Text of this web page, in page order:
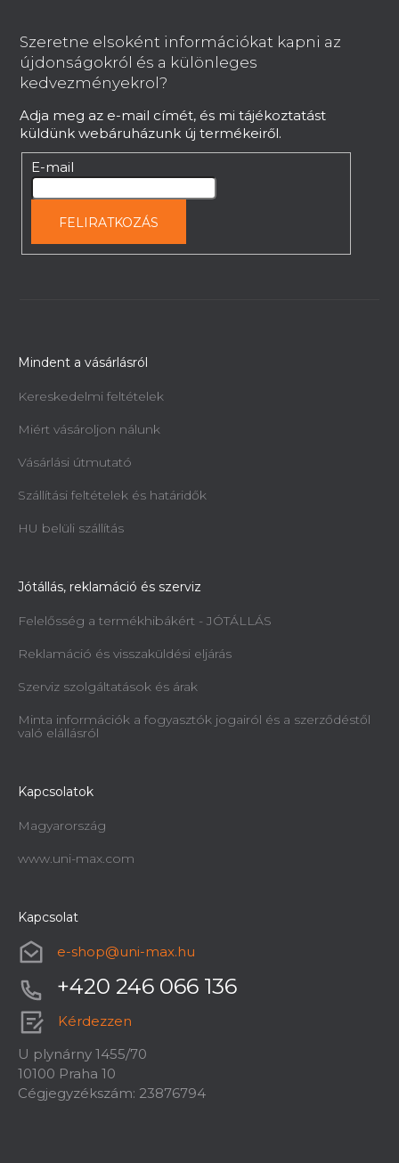
Szeretne elsoként információkat kapni az
újdonságokról és a különleges
kedvezményekrol?
Adja meg az e-mail címét, és mi tájékoztatást
küldünk webáruházunk új termékeiről.
E-mail
FELIRATKOZÁS
Mindent a vásárlásról
Kereskedelmi feltételek
Miért vásároljon nálunk
Vásárlási útmutató
Szállítási feltételek és határidők
HU belüli szállítás
Jótállás, reklamáció és szerviz
Felelősség a termékhibákért - JÓTÁLLÁS
Reklamáció és visszaküldési eljárás
Szerviz szolgáltatások és árak
Minta információk a fogyasztók jogairól és a szerződéstől
való elállásról
Kapcsolatok
Magyarország
www.uni-max.com
Kapcsolat
e-shop@uni-max.hu
+420 246 066 136
Kérdezzen
U plynárny 1455/70
10100 Praha 10
Cégjegyzékszám: 23876794